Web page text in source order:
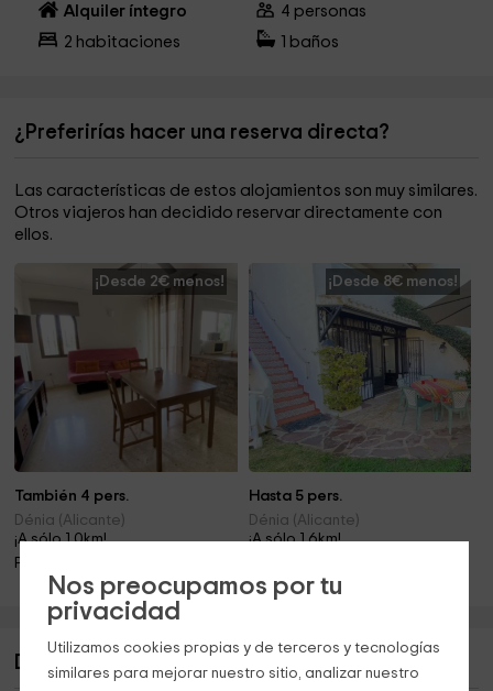
Nos preocupamos por tu
privacidad
Utilizamos cookies propias y de terceros y tecnologías
similares para mejorar nuestro sitio, analizar nuestro
Alquiler íntegro 4 personas
2 habitaciones baños
¿Preferirías hacer una reserva directa?
Las características de estos alojamientos son muy similares.
Otros viajeros han decidido reservar directamente con
ellos.
¡Desde 2€ menos!
También 4 pers.
Dénia (Alicante)
¡A sólo 1.0km!
Piscina
¡Desde 8€ menos!
Hasta 5 pers.
Dénia (Alicante)
¡A sólo 1.6km!
Descripción de Apartamento La Cenia